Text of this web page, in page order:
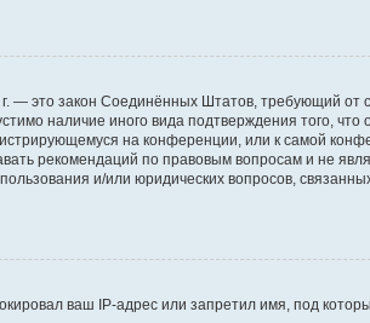
— это закон Соединённых Штатов, требующий от
наличие иного вида подтверждения того,
на конференции, или к самой
рекомендаций по правовым вопросам и не
и/или юридических вопросов,
ваш IP-адрес или запретил имя, под